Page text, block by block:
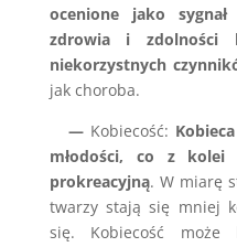
ocenione jako
zdrowia i zdolności
niekorzystnych
jak choroba.
— Kobiecość:
młodości, co z kolei
prokreacyjną. W miarę
twarzy stają się mniej
się. Kobiecość